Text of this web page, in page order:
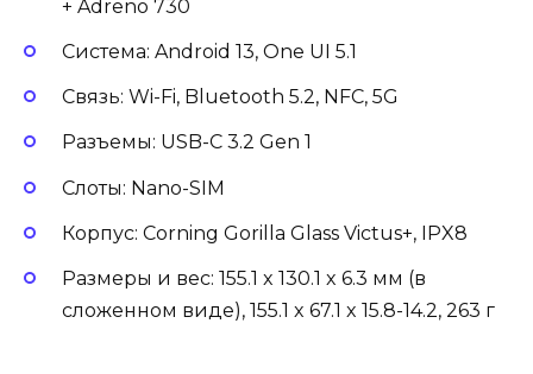
+ Adreno 730
Система: Android 13, One UI 5.1
Связь: Wi-Fi, Bluetooth 5.2, NFC, 5G
Разъемы: USB-С 3.2 Gen 1
Слоты: Nano-SIM
Корпус: Corning Gorilla Glass Victus+, IPX8
Размеры и вес: 155.1 x 130.1 x 6.3 мм (в
сложенном виде), 155.1 x 67.1 x 15.8-14.2, 263 г